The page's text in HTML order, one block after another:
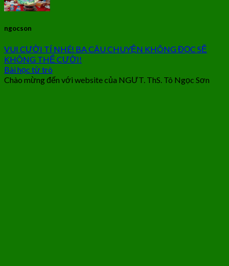
ngocson
VUI CƯỜI TÍ NHÉ! BA CÂU CHUYỆN KHÔNG ĐỌC SẼ
KHÔNG THỂ CƯỜI!
Bài học từ trò
Chào mừng đến với website của NGƯT. ThS. Tô Ngọc Sơn